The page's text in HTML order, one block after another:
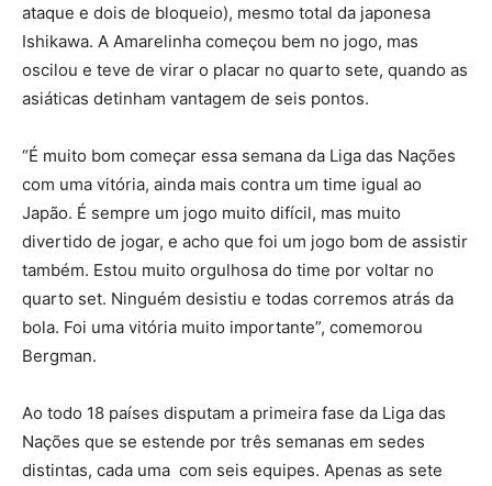
ataque e dois de bloqueio), mesmo total da japonesa
Ishikawa. A Amarelinha começou bem no jogo, mas
oscilou e teve de virar o placar no quarto sete, quando as
asiáticas detinham vantagem de seis pontos.
“É muito bom começar essa semana da Liga das Nações
com uma vitória, ainda mais contra um time igual ao
Japão. É sempre um jogo muito difícil, mas muito
divertido de jogar, e acho que foi um jogo bom de assistir
também. Estou muito orgulhosa do time por voltar no
quarto set. Ninguém desistiu e todas corremos atrás da
bola. Foi uma vitória muito importante”, comemorou
Bergman.
Ao todo 18 países disputam a primeira fase da Liga das
Nações que se estende por três semanas em sedes
distintas, cada uma com seis equipes. Apenas as sete